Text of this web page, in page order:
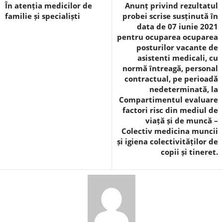
În atenția medicilor de
familie și specialiști
Anunț privind rezultatul
probei scrise susținută în
data de 07 iunie 2021
pentru ocuparea ocuparea
posturilor vacante de
asistenti medicali, cu
normă întreagă, personal
contractual, pe perioadă
nedeterminată, la
Compartimentul evaluare
factori risc din mediul de
viață și de muncă –
Colectiv medicina muncii
și igiena colectivităților de
copii și tineret.